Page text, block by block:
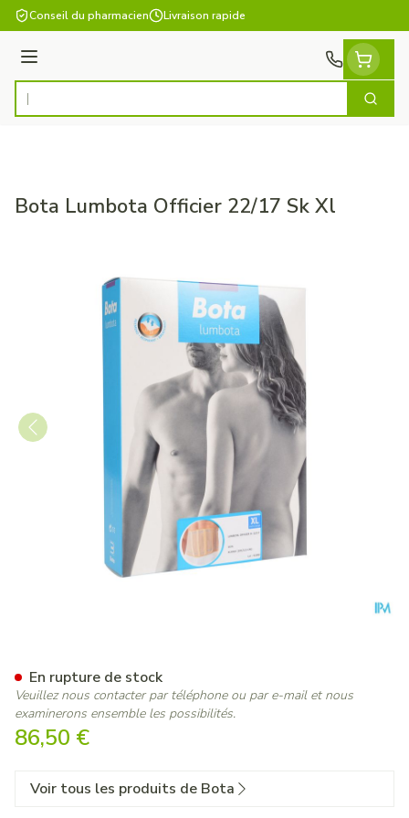
Aller au contenu
Conseil du pharmacien Livraison rapide
Menu
Rechercher
Bota Lumbota Officier 22/17 Sk Xl
86,50 €
En rupture de stock
Veuillez nous contacter par téléphone ou par e-mail et nous
examinerons ensemble les possibilités.
Voir tous les produits de Bota